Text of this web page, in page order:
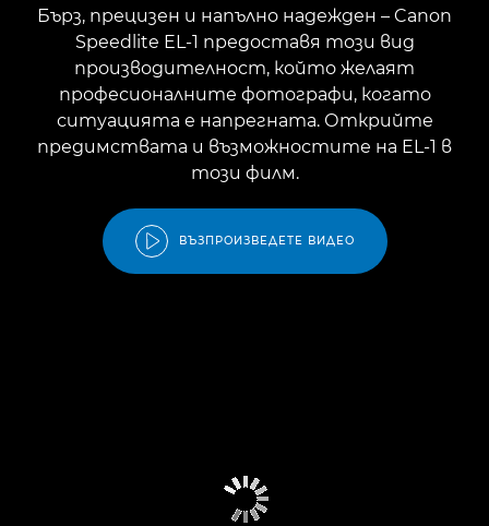
Бърз, прецизен и напълно надежден – Canon
Speedlite EL-1 предоставя този вид
производителност, който желаят
професионалните фотографи, когато
ситуацията е напрегната. Открийте
предимствата и възможностите на EL-1 в
този филм.
ВЪЗПРОИЗВЕДЕТЕ ВИДЕО